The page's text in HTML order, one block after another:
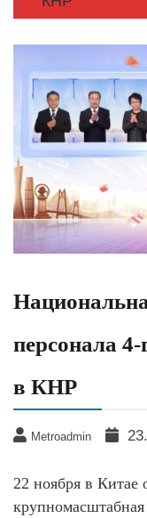
персонала 4-
в КНР
Metroadmin
22 ноября в Китае